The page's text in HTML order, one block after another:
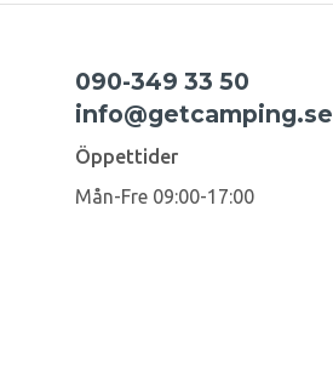
090-349 33 50
info@getcamping.se
Öppettider
Mån-Fre 09:00-17:00